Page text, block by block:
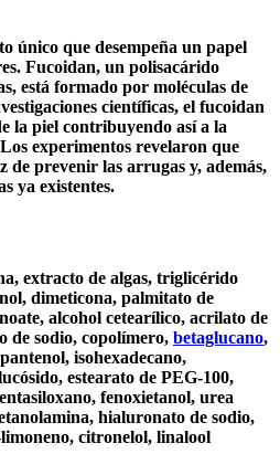
único que desempeña un papel
Fucoidan, un polisacárido
está formado por moléculas de
científicas, el fucoidan
la piel contribuyendo así a la
experimentos revelaron que
de prevenir las arrugas y, además,
ya existentes.
extracto de algas, triglicérido
dimeticona, palmitato de
alcohol cetearílico, acrilato de
de sodio, copolímero, betaglucano,
isohexadecano,
estearato de PEG-100,
fenoxietanol, urea
hialuronato de sodio,
citronelol, linalool